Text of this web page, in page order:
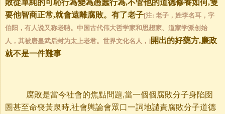
敗從單純的可恥行為變為愚蠢行為,不管他的道德修養如何,隻
要他智商正常,就會遠離腐敗。有了老子[注: 老子，姓李名耳，字
伯阳，有人说又称老聃。中国古代伟大哲学家和思想家、道家学派创始
人，其被唐皇武后封为太上老君。世界文化名人，]開出的好藥方,廉政
就不是一件難事
腐敗是當今社會的焦點問題,當一個個腐敗分子身陷囹
圄甚至命喪黃泉時,社會輿論會眾口一詞地譴責腐敗分子道德